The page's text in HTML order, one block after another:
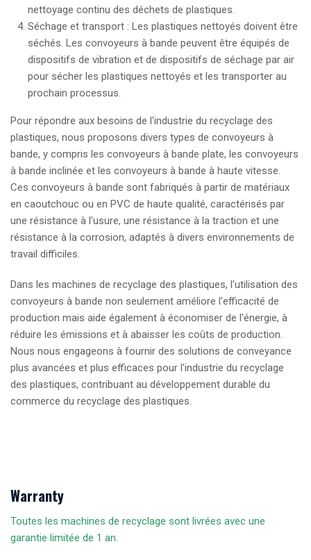
nettoyage continu des déchets de plastiques.
Séchage et transport : Les plastiques nettoyés doivent être
séchés. Les convoyeurs à bande peuvent être équipés de
dispositifs de vibration et de dispositifs de séchage par air
pour sécher les plastiques nettoyés et les transporter au
prochain processus.
Pour répondre aux besoins de l'industrie du recyclage des
plastiques, nous proposons divers types de convoyeurs à
bande, y compris les convoyeurs à bande plate, les convoyeurs
à bande inclinée et les convoyeurs à bande à haute vitesse.
Ces convoyeurs à bande sont fabriqués à partir de matériaux
en caoutchouc ou en PVC de haute qualité, caractérisés par
une résistance à l'usure, une résistance à la traction et une
résistance à la corrosion, adaptés à divers environnements de
travail difficiles.
Dans les machines de recyclage des plastiques, l'utilisation des
convoyeurs à bande non seulement améliore l'efficacité de
production mais aide également à économiser de l'énergie, à
réduire les émissions et à abaisser les coûts de production.
Nous nous engageons à fournir des solutions de conveyance
plus avancées et plus efficaces pour l'industrie du recyclage
des plastiques, contribuant au développement durable du
commerce du recyclage des plastiques.
Warranty
Toutes les machines de recyclage sont livrées avec une
garantie limitée de 1 an.